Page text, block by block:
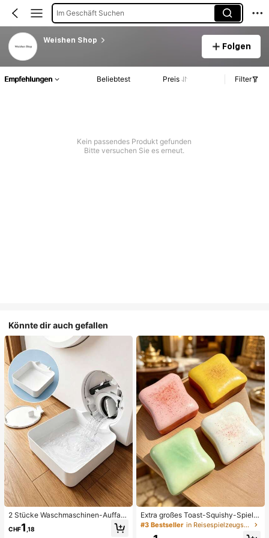
Im Geschäft Suchen
Weishen Shop
Folgen
Empfehlungen Beliebtest Preis Filter
Kein passendes Produkt gefunden
Bitte versuchen Sie es erneut.
Könnte dir auch gefallen
2 Stücke Waschmaschinen-Auffan
gwanne Tropfschale, wasserdichte
Bodenschutzmatte für Waschraum,
CHF1 ,18
Extra großes Toast-Squishy-Spielz
eug, superweiches Buttertoast-Stre
ssabbau-Drückspielzeug, erhältlich
#3 Bestseller in Reisespielzeugset Quetschspielzeug für Teenager